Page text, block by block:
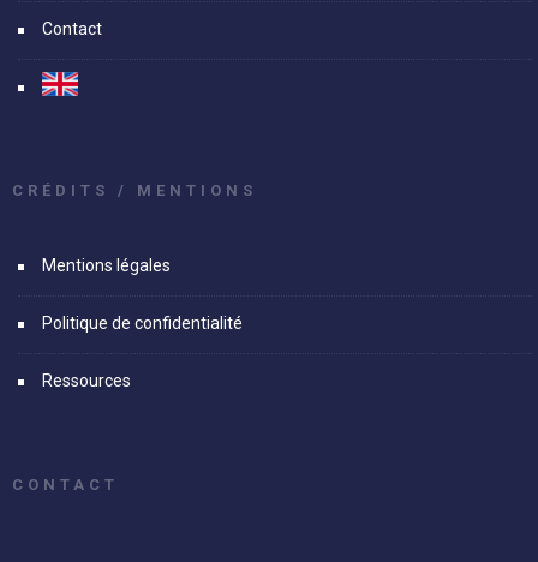
Contact
CRÉDITS / MENTIONS
Mentions légales
Politique de confidentialité
Ressources
CONTACT